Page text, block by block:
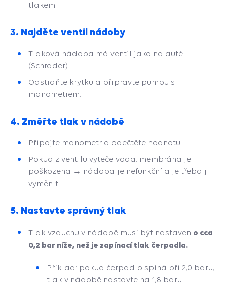
tlakem.
3. Najděte ventil nádoby
Tlaková nádoba má ventil jako na autě
(Schrader).
Odstraňte krytku a připravte pumpu s
manometrem.
4. Změřte tlak v nádobě
Připojte manometr a odečtěte hodnotu.
Pokud z ventilu vyteče voda, membrána je
poškozena → nádoba je nefunkční a je třeba ji
vyměnit.
5. Nastavte správný tlak
Tlak vzduchu v nádobě musí být nastaven o cca
0,2 bar níže, než je zapínací tlak čerpadla.
Příklad: pokud čerpadlo spíná při 2,0 baru,
tlak v nádobě nastavte na 1,8 baru.